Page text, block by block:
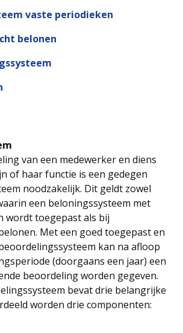
vaste periodieken
belonen
van een medewerker en diens
of haar functie is een gedegen
noodzakelijk. Dit geldt zowel
een beloningssysteem met
wordt toegepast als bij
Met een goed toegepast en
kan na afloop
(doorgaans een jaar) een
beoordeling worden gegeven.
bevat drie belangrijke
worden drie componenten:
Samen Presteren